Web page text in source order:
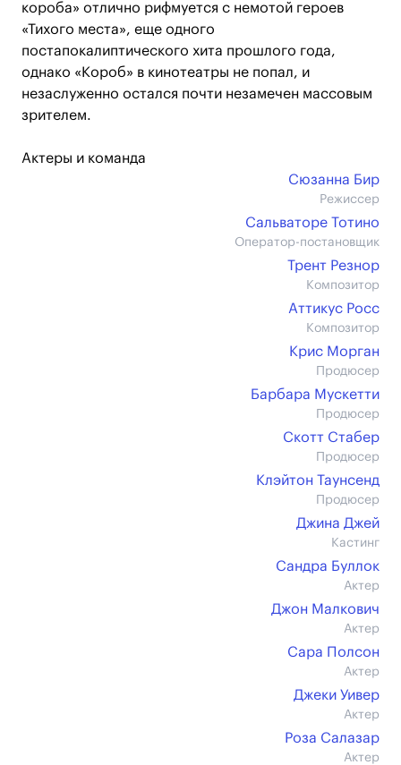
короба» отлично рифмуется с немотой героев
«Тихого места», еще одного
постапокалиптического хита прошлого года,
однако «Короб» в кинотеатры не попал, и
незаслуженно остался почти незамечен массовым
зрителем.
Актеры и команда
Сюзанна Бир
Режиссер
Сальваторе Тотино
Оператор-постановщик
Трент Резнор
Композитор
Аттикус Росс
Композитор
Крис Морган
Продюсер
Барбара Мускетти
Продюсер
Скотт Стабер
Продюсер
Клэйтон Таунсенд
Продюсер
Джина Джей
Кастинг
Сандра Буллок
Актер
Джон Малкович
Актер
Сара Полсон
Актер
Джеки Уивер
Актер
Роза Салазар
Актер